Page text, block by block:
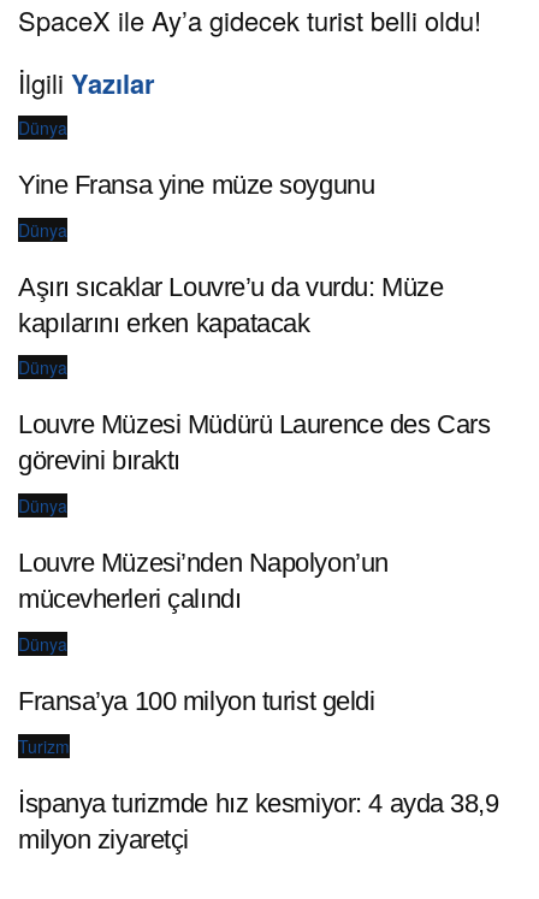
SpaceX ile Ay’a gidecek turist belli oldu!
İlgili Yazılar
Dünya
Yine Fransa yine müze soygunu
Dünya
Aşırı sıcaklar Louvre’u da vurdu: Müze
kapılarını erken kapatacak
Dünya
Louvre Müzesi Müdürü Laurence des Cars
görevini bıraktı
Dünya
Louvre Müzesi’nden Napolyon’un
mücevherleri çalındı
Dünya
Fransa’ya 100 milyon turist geldi
Turizm
İspanya turizmde hız kesmiyor: 4 ayda 38,9
milyon ziyaretçi